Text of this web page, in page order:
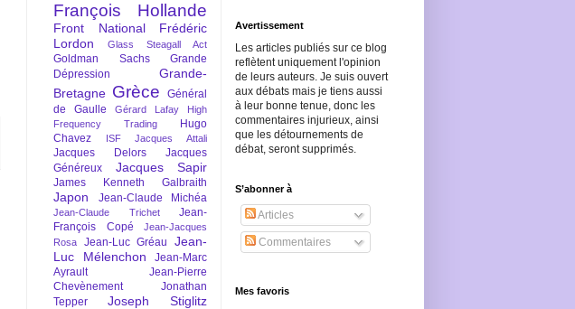
François Hollande
Front National
Frédéric
Lordon
Glass Steagall Act
Goldman Sachs
Grande
Dépression
Grande-
Bretagne Grèce
Général
de Gaulle
Gérard Lafay
High
Frequency Trading
Hugo
Chavez
ISF Jacques Attali
Jacques Delors
Jacques
Généreux
Jacques Sapir
James Kenneth Galbraith
Japon Jean-Claude Michéa
Jean-Claude Trichet
Jean-
François Copé
Jean-Jacques
Rosa
Jean-Luc Gréau
Jean-
Luc Mélenchon
Jean-Marc
Ayrault
Jean-Pierre
Chevènement
Jonathan
Tepper
Joseph Stiglitz
Avertissement
Les articles publiés sur ce blog
reflètent uniquement l'opinion
de leurs auteurs. Je suis ouvert
aux débats mais je tiens aussi
à leur bonne tenue, donc les
commentaires injurieux, ainsi
que les détournements de
débat, seront supprimés.
S’abonner à
Articles
Commentaires
Mes favoris